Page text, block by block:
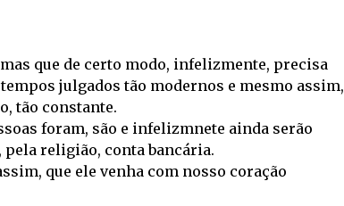
que de certo modo, infelizmente, precisa
julgados tão modernos e mesmo assim,
tão constante.
foram, são e infelizmnete ainda serão
pela religião, conta bancária.
que ele venha com nosso coração